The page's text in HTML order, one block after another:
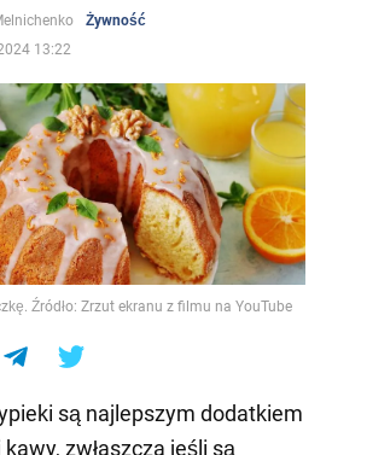
Żywność
13:22
Źródło: Zrzut ekranu z filmu na YouTube
są najlepszym dodatkiem
zwłaszcza jeśli są